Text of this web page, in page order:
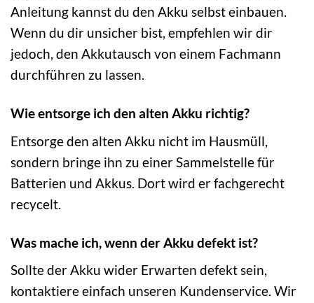
Anleitung kannst du den Akku selbst einbauen.
Wenn du dir unsicher bist, empfehlen wir dir
jedoch, den Akkutausch von einem Fachmann
durchführen zu lassen.
Wie entsorge ich den alten Akku richtig?
Entsorge den alten Akku nicht im Hausmüll,
sondern bringe ihn zu einer Sammelstelle für
Batterien und Akkus. Dort wird er fachgerecht
recycelt.
Was mache ich, wenn der Akku defekt ist?
Sollte der Akku wider Erwarten defekt sein,
kontaktiere einfach unseren Kundenservice. Wir